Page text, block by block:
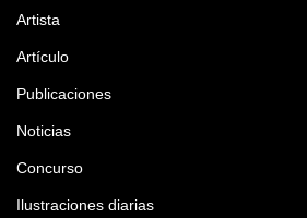
Artista
Artículo
Publicaciones
Noticias
Concurso
Ilustraciones diarias